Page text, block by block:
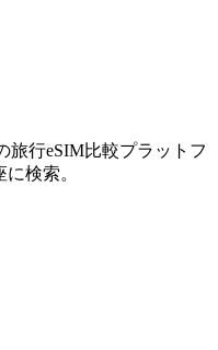
旅行eSIM比較プラットフ
検索。